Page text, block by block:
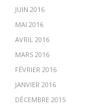
JUIN 2016
MAI 2016
AVRIL 2016
MARS 2016
FÉVRIER 2016
JANVIER 2016
DÉCEMBRE 2015